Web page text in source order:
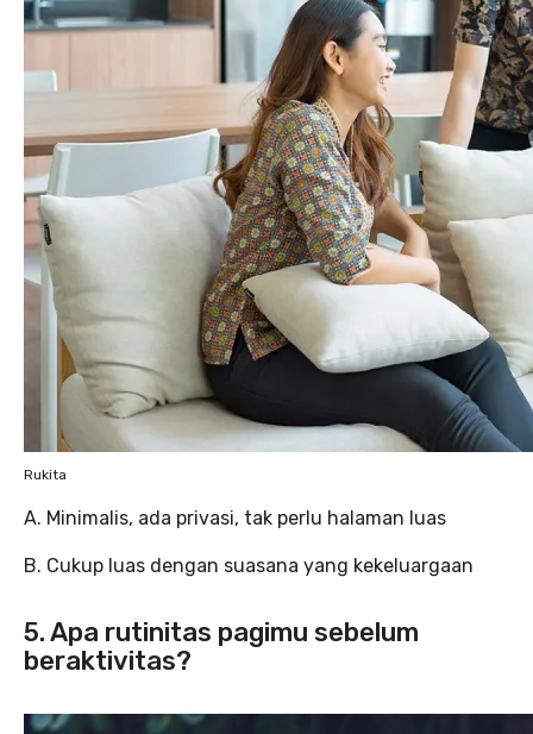
Rukita
A. Minimalis, ada privasi, tak perlu halaman luas
B. Cukup luas dengan suasana yang kekeluargaan
5. Apa rutinitas pagimu sebelum
beraktivitas?